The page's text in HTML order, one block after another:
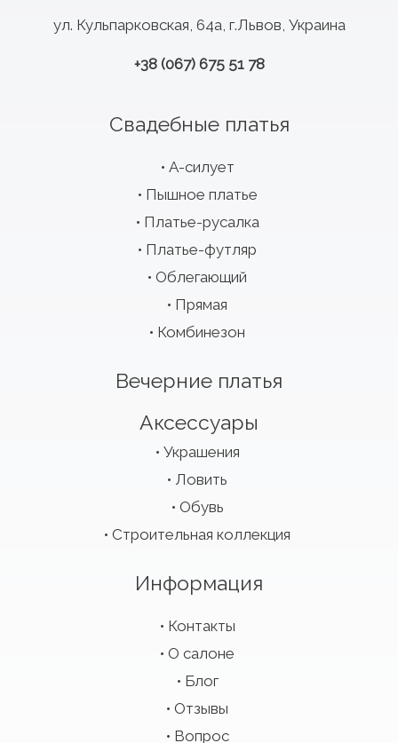
ул. Кульпарковская, 64а, г.Львов, Украина
+38 (067) 675 51 78
Свадебные платья
А-силует
Пышное платье
Платье-русалка
Платье-футляр
Облегающий
Прямая
Комбинезон
Вечерние платья
Аксессуары
Украшения
Ловить
Обувь
Строительная коллекция
Информация
Контакты
О салоне
Блог
Отзывы
Вопрос